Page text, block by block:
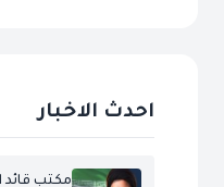
احدث الاخبار
مكتب قائد